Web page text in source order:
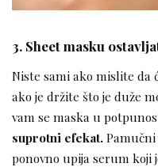
3. Sheet masku
Niste sami ako mislite da
ako je držite što je duže
vam se maska u
suprotni efekat.
ponovno upija serum koji